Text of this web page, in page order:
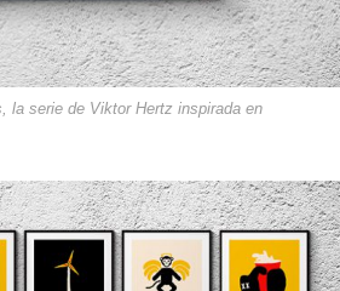
la serie de Viktor Hertz inspirada en